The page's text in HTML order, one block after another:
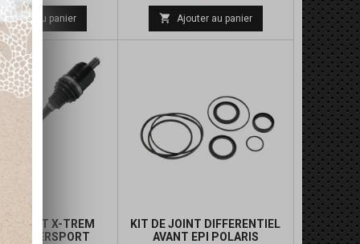
Ajouter au panier
de
base
 Ajouter au panier
AVANT X-TREM
POWERSPORT
KIT DE JOINT DIFFERENTIEL
AVANT EPI POLARIS